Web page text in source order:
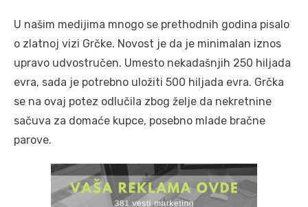
U našim medijima mnogo se prethodnih godina pisalo
o zlatnoj vizi Grčke. Novost je da je minimalan iznos
upravo udvostručen. Umesto nekadašnjih 250 hiljada
evra, sada je potrebno uložiti 500 hiljada evra. Grčka
se na ovaj potez odlučila zbog želje da nekretnine
sačuva za domaće kupce, posebno mlade bračne
parove.